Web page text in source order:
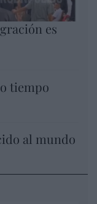
es
tiempo
al mundo